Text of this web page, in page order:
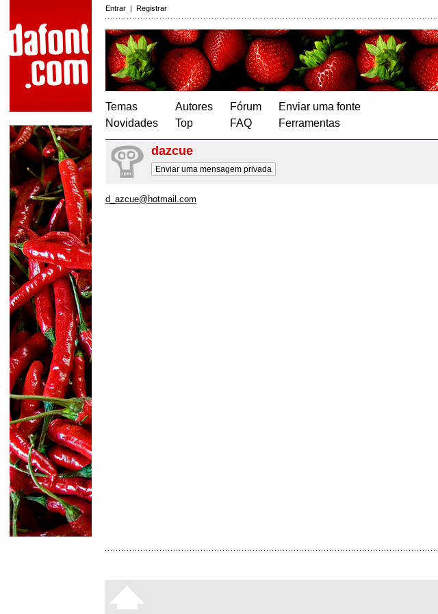
Entrar | Registrar
Temas
Novidades
Autores
Top
Fórum
FAQ
Enviar uma fonte
Ferramentas
dazcue
Enviar uma mensagem privada
d_azcue@hotmail.com